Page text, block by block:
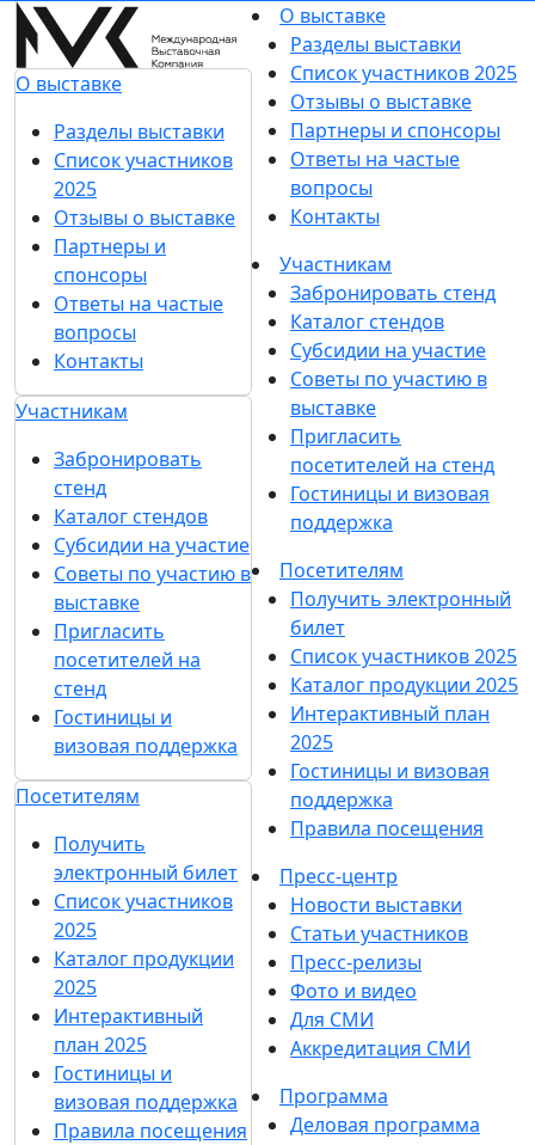
О выставке
Разделы выставки
Список участников
2025
Отзывы о выставке
Партнеры и
спонсоры
Ответы на частые
вопросы
Контакты
Участникам
Забронировать
стенд
Каталог стендов
Субсидии на участие
Советы по участию в
выставке
Пригласить
посетителей на
стенд
Гостиницы и
визовая поддержка
Посетителям
Получить
электронный билет
Список участников
2025
Каталог продукции
2025
Интерактивный
план 2025
Гостиницы и
визовая поддержка
Правила посещения
О выставке
Разделы выставки
Список участников 2025
Отзывы о выставке
Партнеры и спонсоры
Ответы на частые
вопросы
Контакты
Участникам
Забронировать стенд
Каталог стендов
Субсидии на участие
Советы по участию в
выставке
Пригласить
посетителей на стенд
Гостиницы и визовая
поддержка
Посетителям
Получить электронный
билет
Список участников 2025
Каталог продукции 2025
Интерактивный план
2025
Гостиницы и визовая
поддержка
Правила посещения
Пресс-центр
Новости выставки
Статьи участников
Пресс-релизы
Фото и видео
Для СМИ
Аккредитация СМИ
Программа
Деловая программа